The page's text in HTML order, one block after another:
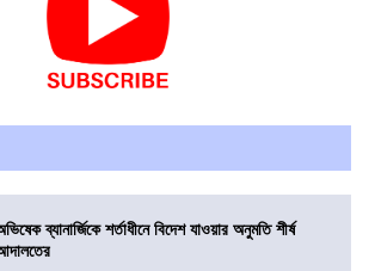
ব্যানার্জিকে শর্তাধীনে বিদেশ যাওয়ার অনুমতি শীর্ষ